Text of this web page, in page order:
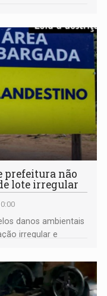
prefeitura não
lote irregular
danos ambientais
irregular e